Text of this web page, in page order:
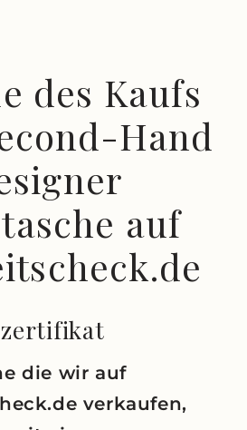
des Kaufs
Hand
auf
die wir auf
verkaufen,